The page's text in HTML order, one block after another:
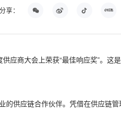
分享：
应商大会上荣获“最佳响应奖”。这
的供应链合作伙伴。凭借在供应链